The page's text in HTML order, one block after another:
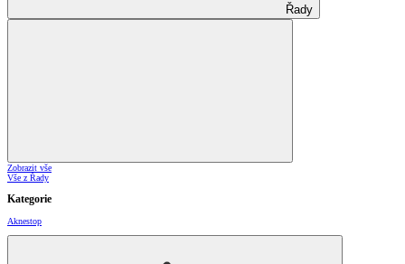
Řady
Zobrazit vše
Vše z Řady
Kategorie
Aknestop